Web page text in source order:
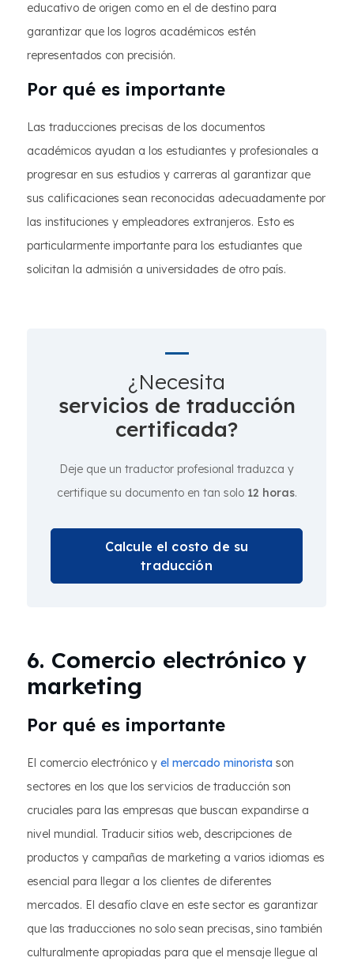
educativo de origen como en el de destino para
garantizar que los logros académicos estén
representados con precisión.
Por qué es importante
Las traducciones precisas de los documentos
académicos ayudan a los estudiantes y profesionales a
progresar en sus estudios y carreras al garantizar que
sus calificaciones sean reconocidas adecuadamente por
las instituciones y empleadores extranjeros. Esto es
particularmente importante para los estudiantes que
solicitan la admisión a universidades de otro país.
¿Necesita
servicios de traducción
certificada?
Deje que un traductor profesional traduzca y
certifique su documento en tan solo 12 horas.
Calcule el costo de su
traducción
6. Comercio electrónico y
marketing
Por qué es importante
El comercio electrónico y el mercado minorista son
sectores en los que los servicios de traducción son
cruciales para las empresas que buscan expandirse a
nivel mundial. Traducir sitios web, descripciones de
productos y campañas de marketing a varios idiomas es
esencial para llegar a los clientes de diferentes
mercados. El desafío clave en este sector es garantizar
que las traducciones no solo sean precisas, sino también
culturalmente apropiadas para que el mensaje llegue al